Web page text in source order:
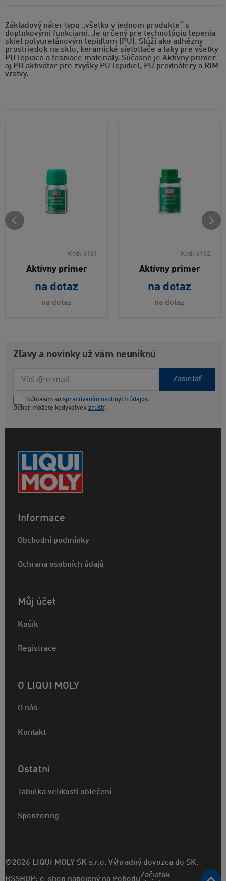
Základový náter typu „všetko v jednom produkte“ s
doplnkovými funkciami. Je určený pre technológiu lepenia
skiel polyuretánovým lepidlom (PU). Slúži ako adhézny
prostriedok na sklo, keramické sieťotlače a laky pre všetky
PU lepiace a tesniace materiály. Súčasne je Aktívny primer
aj PU aktivátor pre zvyšky PU lepidiel, PU prednátery a RIM
vrstvy.
Kód: 6181
Aktívny primer
na dotaz
na dotaz
Kód: 6182
Aktívny primer
na dotaz
na dotaz
Zľavy a novinky už vám neuniknú
Zasielať
Súhlasím so spracúvaním osobných údajov.
Odber môžete kedykoľvek zrušiť.
Informace
Obchodní podmínky
Ochrana osobních údajů
Můj účet
Košík
Registrace
O LIQUI MOLY
O nás
Kontakt
Ostatní
Tabulka velikostí oblečení
Sponzoring
©2026 LIQUI MOLY SK s.r.o. Výhradný dovozca do SK.
Začiatok